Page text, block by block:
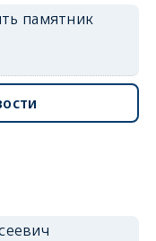
памятник